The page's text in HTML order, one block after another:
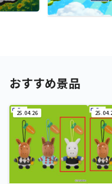
おすすめ景品
25.04.26